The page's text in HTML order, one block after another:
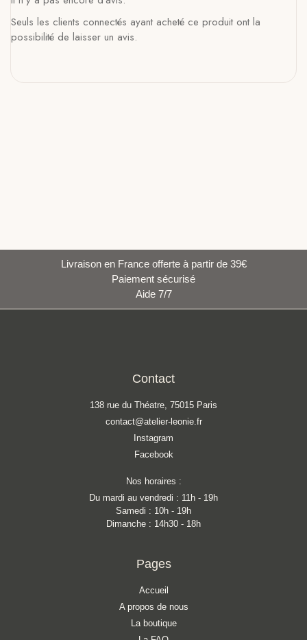
Seuls les clients connectés ayant acheté ce produit ont la
possibilité de laisser un avis.
Livraison en France offerte à partir de 39€
Paiement sécurisé
Aide 7/7
Contact
138 rue du Théatre, 75015 Paris
contact@atelier-leonie.fr
Instagram
Facebook
Nos horaires :
Du mardi au vendredi : 11h - 19h
Samedi : 10h - 19h
Dimanche : 14h30 - 18h
Pages
Accueil
A propos de nous
La boutique